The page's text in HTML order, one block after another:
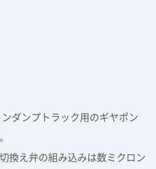
ダンプトラック用のギヤポン
換え弁の組み込みは数ミクロン